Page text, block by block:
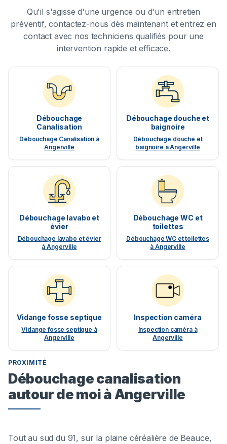
Qu'il s'agisse d'une urgence ou d'un entretien
préventif, contactez-nous dès maintenant et entrez en
contact avec nos techniciens qualifiés pour une
intervention rapide et efficace.
Débouchage
Canalisation
Débouchage Canalisation à
Angerville
Débouchage douche et
baignoire
Débouchage douche et
baignoire à Angerville
Débouchage lavabo et
évier
Débouchage lavabo et évier
à Angerville
Débouchage WC et
toilettes
Débouchage WC et toilettes
à Angerville
Vidange fosse septique
Vidange fosse septique à
Angerville
Inspection caméra
Inspection caméra à
Angerville
PROXIMITÉ
Débouchage canalisation
autour de moi à Angerville
Tout au sud du 91, sur la plaine céréalière de Beauce,